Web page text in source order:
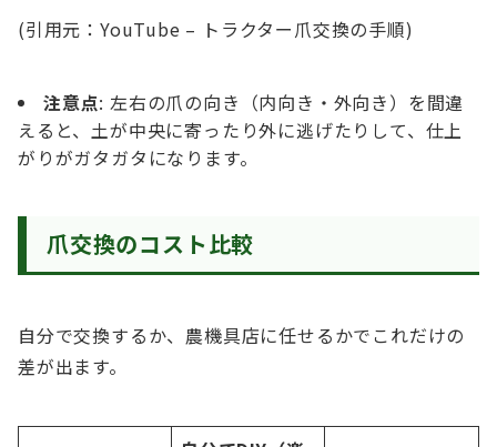
(引用元：YouTube – トラクター爪交換の手順)
注意点: 左右の爪の向き（内向き・外向き）を間違
えると、土が中央に寄ったり外に逃げたりして、仕上
がりがガタガタになります。
爪交換のコスト比較
自分で交換するか、農機具店に任せるかでこれだけの
差が出ます。